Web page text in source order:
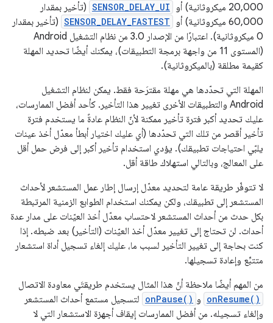
20,000 ميكروثانية) أو
SENSOR_DELAY_UI (تأخير بمقدار
60,000 ميكروثانية) أو
SENSOR_DELAY_FASTEST (تأخير بمقدار
0 ميكروثانية). اعتبارًا من الإصدار 3.0 من نظام التشغيل Android
(المستوى 11 من واجهة برمجة التطبيقات)، يمكنك أيضًا تحديد المهلة
كقيمة مطلقة (بالميكروثانية).
المهلة التي تحدّدها هي مهلة مقترَحة فقط. يمكن لنظام التشغيل
Android والتطبيقات الأخرى تغيير هذا التأخير. كأحد أفضل الممارسات،
عليك تحديد أكبر فترة تأخير ممكنة لأنّ النظام عادةً ما يستخدم فترة
تأخير أقصر من تلك التي تحدّدها (أي عليك اختيار أبطأ معدّل أخذ عينات
يلبّي احتياجات تطبيقك). يؤدي استخدام تأخير أكبر إلى فرض حمل أقل
على المعالج، وبالتالي استهلاك طاقة أقل.
لا تتوفّر طريقة عامة لتحديد معدّل إرسال إطار عمل المستشعر لأحداث
المستشعر إلى تطبيقك، ولكن يمكنك استخدام الطوابع الزمنية المرتبطة
بكل حدث من أحداث المستشعر لاحتساب معدّل أخذ العيّنات على مدار عدة
أحداث. لن تحتاج إلى تغيير معدّل أخذ العيّنات (التأخير) بعد ضبطه. إذا
كنت بحاجة إلى تغيير التأخير لسبب ما، عليك إلغاء تسجيل أداة استشعار
متتبِّع وإعادة تسجيلها.
من المهم أيضًا ملاحظة أنّ هذا المثال يستخدم طريقتَي معاودة الاتصال
onResume() و onPause() لتسجيل مستمع أحداث المستشعر
وإلغاء تسجيله. من أفضل الممارسات إيقاف أجهزة الاستشعار التي لا